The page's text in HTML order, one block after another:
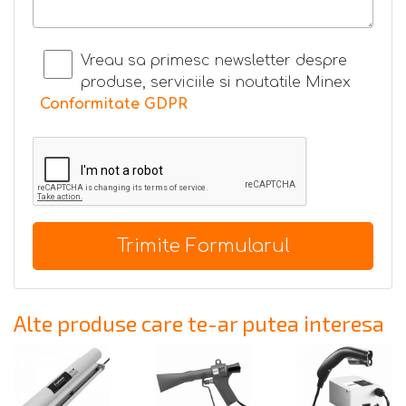
Vreau sa primesc newsletter despre
produse, serviciile si noutatile Minex
Conformitate GDPR
Trimite Formularul
Alte produse care te-ar putea interesa